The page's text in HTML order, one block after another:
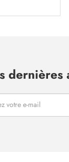
dernières